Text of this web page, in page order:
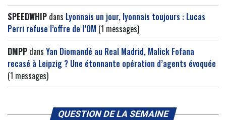
SPEEDWHIP dans Lyonnais un jour, lyonnais toujours : Lucas
Perri refuse l’offre de l’OM (1 messages)
DMPP dans Yan Diomandé au Real Madrid, Malick Fofana
recasé à Leipzig ? Une étonnante opération d’agents évoquée
(1 messages)
QUESTION DE LA SEMAINE